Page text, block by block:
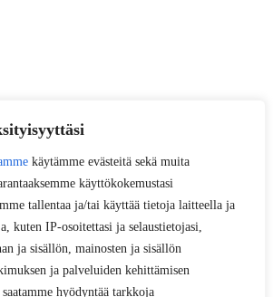
käytämme evästeitä sekä muita
käyttökokemustasi
tallentaa ja/tai käyttää tietoja laitteella ja
kuten IP-osoitettasi ja selaustietojasi,
ja sisällön, mainosten ja sisällön
ja palveluiden kehittämisen
hyödyntää tarkkoja